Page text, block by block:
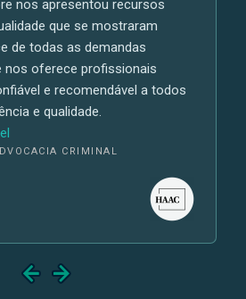
nos apresentou recursos
que se mostraram
de todas as demandas
nos oferece profissionais
e recomendável a todos
e qualidade.
CRIMINAL